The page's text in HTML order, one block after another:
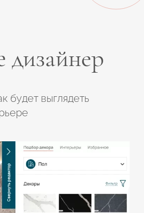
будет выглядеть